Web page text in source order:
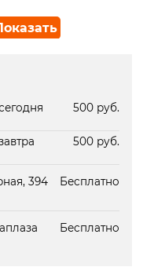
500 руб.
500 руб.
394 Бесплатно
Бесплатно